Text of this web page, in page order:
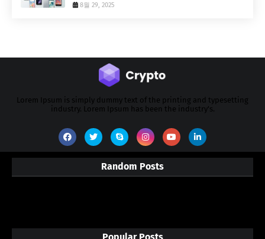
8월 29, 2025
Lorem Ipsum is simply dummy text of the printing and typesetting
industry. Lorem Ipsum has been the industry's.
Random Posts